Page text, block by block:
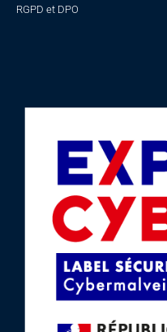
RGPD et DPO